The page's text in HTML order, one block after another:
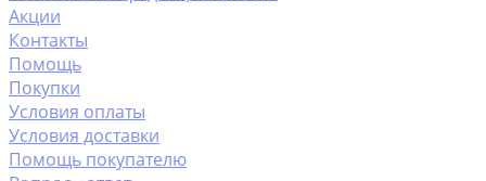
Акции
Контакты
Помощь
Покупки
Условия оплаты
Условия доставки
Помощь покупателю